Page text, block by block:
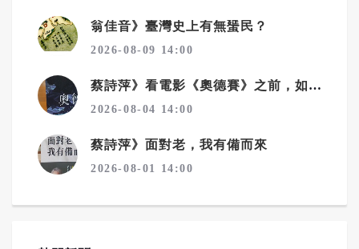
翁佳音》臺灣史上有無蜑民？
2026-08-09 14:00
蔡詩萍》看電影《奧德賽》之前，如何讀懂史詩《奧德賽》！之2
2026-08-04 14:00
蔡詩萍》面對老，我有備而來
2026-08-01 14:00